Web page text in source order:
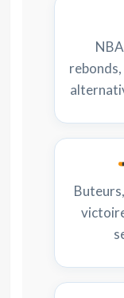
rebonds,